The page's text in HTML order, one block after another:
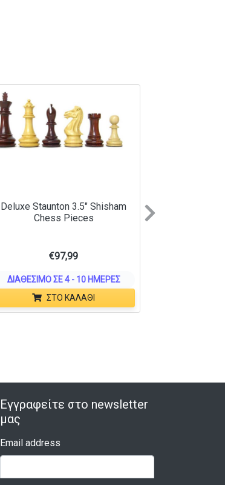
Deluxe Staunton 3.5″ Shisham
Chess Pieces
€97,99
ΔΙΑΘΈΣΙΜΟ ΣΕ 4 - 10 ΗΜΈΡΕΣ
ΣΤΟ ΚΑΛΆΘΙ
Next
Εγγραφείτε στο newsletter
μας
Email address